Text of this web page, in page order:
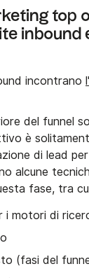
top
inbound
incontrano
del funnel
è
di lead
alcune
fase, tra
i motori di
(fasi del